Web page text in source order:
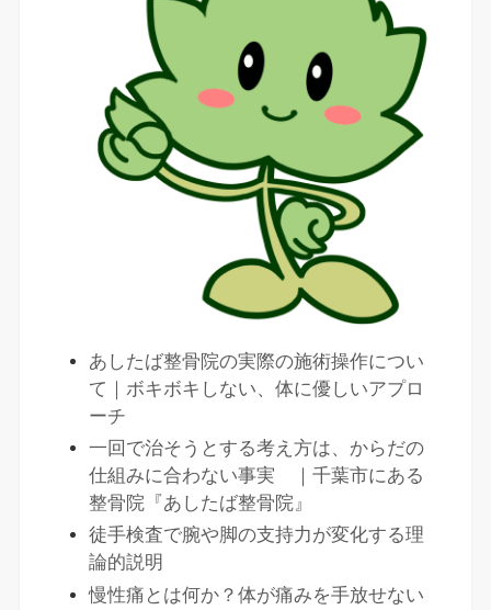
あしたば整骨院の実際の施術操作につい
て｜ボキボキしない、体に優しいアプロ
ーチ
一回で治そうとする考え方は、からだの
仕組みに合わない事実 ｜千葉市にある
整骨院『あしたば整骨院』
徒手検査で腕や脚の支持力が変化する理
論的説明
慢性痛とは何か？体が痛みを手放せない